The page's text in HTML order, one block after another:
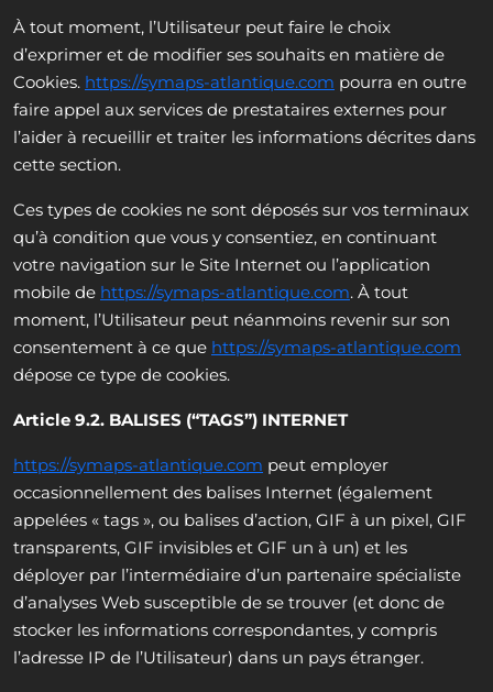
À tout moment, l’Utilisateur peut faire le choix
d’exprimer et de modifier ses souhaits en matière de
Cookies. https://symaps-atlantique.com pourra en outre
faire appel aux services de prestataires externes pour
l’aider à recueillir et traiter les informations décrites dans
cette section.
Ces types de cookies ne sont déposés sur vos terminaux
qu’à condition que vous y consentiez, en continuant
votre navigation sur le Site Internet ou l’application
mobile de https://symaps-atlantique.com. À tout
moment, l’Utilisateur peut néanmoins revenir sur son
consentement à ce que https://symaps-atlantique.com
dépose ce type de cookies.
Article 9.2. BALISES (“TAGS”) INTERNET
https://symaps-atlantique.com peut employer
occasionnellement des balises Internet (également
appelées « tags », ou balises d’action, GIF à un pixel, GIF
transparents, GIF invisibles et GIF un à un) et les
déployer par l’intermédiaire d’un partenaire spécialiste
d’analyses Web susceptible de se trouver (et donc de
stocker les informations correspondantes, y compris
l’adresse IP de l’Utilisateur) dans un pays étranger.